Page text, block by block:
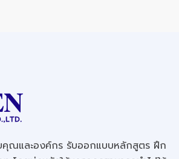
คุณและองค์กร รับออกแบบหลักสูตร ฝึก